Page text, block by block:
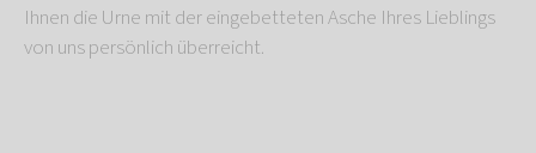
Ihnen die Urne mit der eingebetteten Asche Ihres Lieblings
von uns persönlich überreicht.